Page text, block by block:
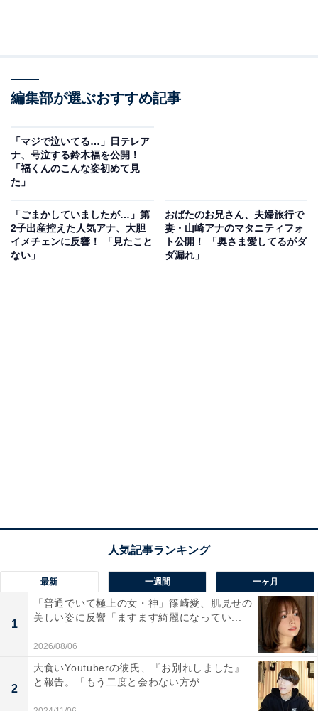
編集部が選ぶおすすめ記事
「マジで泣いてる…」日テレア
ナ、号泣する鈴木福を公開！
「福くんのこんな姿初めて見
た」
「ごまかしていましたが…」第
2子出産控えた人気アナ、大胆
イメチェンに反響！ 「見たこと
ない」
おばたのお兄さん、夫婦旅行で
妻・山崎アナのマタニティフォ
ト公開！ 「奥さま愛してるがダ
ダ漏れ」
最新 一週間 一ヶ月
1
「普通でいて極上の女・神」篠崎愛、肌見せの
美しい姿に反響「ますます綺麗になってい...
2026/08/06
2
大食いYoutuberの彼氏、『お別れしました』
と報告。「もう二度と会わない方が...